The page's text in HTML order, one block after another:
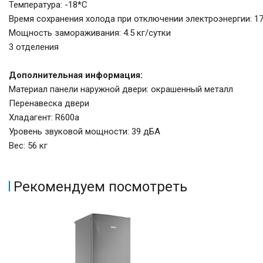
Температура: -18*C
Время сохранения холода при отключении электроэнергии:
Мощность замораживания: 4.5 кг/сутки
3 отделения
Дополнительная информация:
Материал панели наружной двери: окрашенный металл
Перенавеска двери
Хладагент: R600a
Уровень звуковой мощности: 39 дБА
Вес: 56 кг
Рекомендуем посмотреть